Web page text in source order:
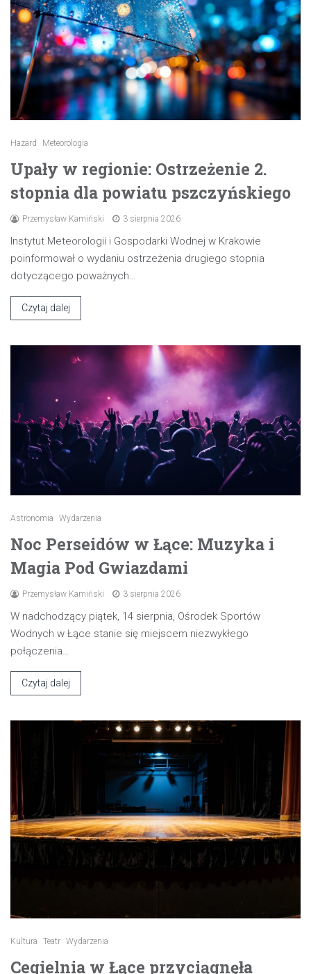
Hazard Meteorologia
Upały w regionie: Ostrzeżenie 2.
stopnia dla powiatu pszczyńskiego
Przemysław Kamiński 3 sierpnia 2026
Instytut Meteorologii i Gospodarki Wodnej w Krakowie
poinformował o wydaniu ostrzeżenia drugiego stopnia
dotyczącego poważnych…
Czytaj dalej
Astronomia Wydarzenia
Noc Perseidów w Łące: Muzyka i
Magia Pod Gwiazdami
Przemysław Kamiński 3 sierpnia 2026
W nadchodzący piątek, 14 sierpnia, Ośrodek Sportów
Wodnych w Łące stanie się miejscem niezwykłego
połączenia…
Czytaj dalej
Kultura Teatr Wydarzenia
Cegielnia w Łące przyciągnęła